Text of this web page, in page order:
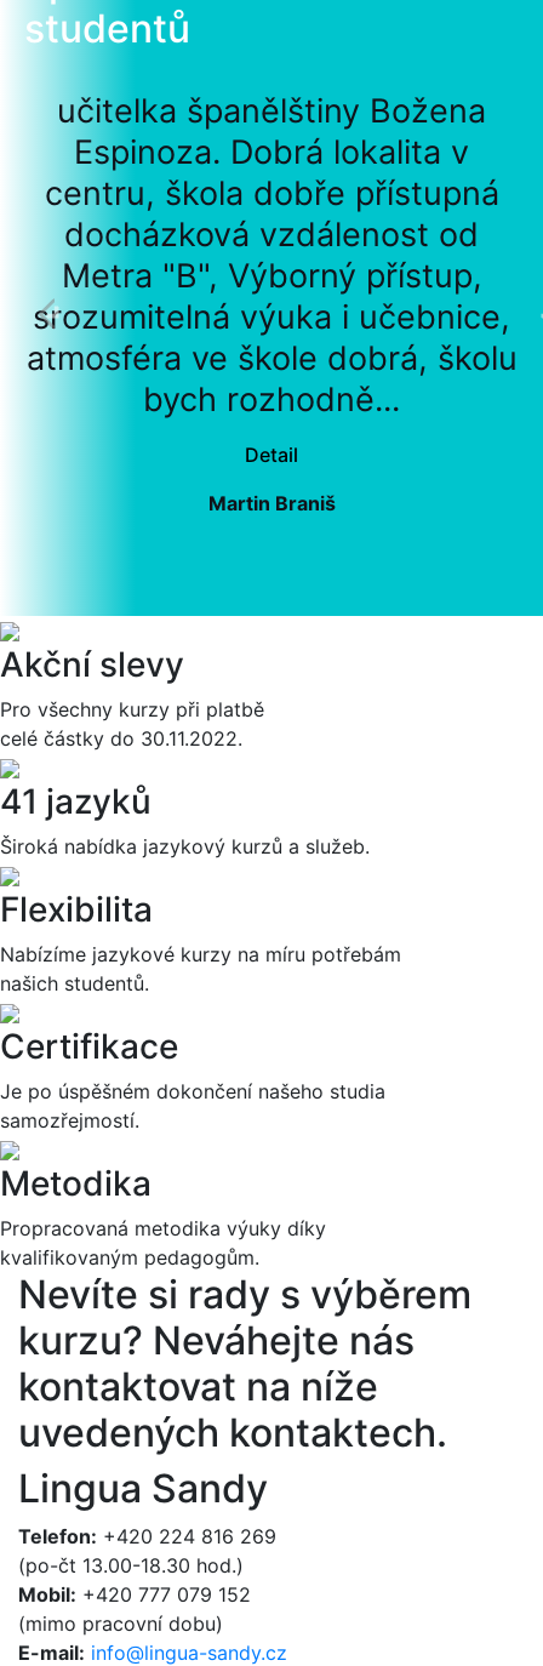
studentů
učitelka španělštiny Božena
Espinoza. Dobrá lokalita v
centru, škola dobře přístupná
docházková vzdálenost od
Metra "B", Výborný přístup,
srozumitelná výuka i učebnice,
atmosféra ve škole dobrá, školu
bych rozhodně...
Detail
Martin Braniš
Akční slevy
Pro všechny kurzy při platbě
celé částky do 30.11.2022.
41 jazyků
Široká nabídka jazykový kurzů a služeb.
Flexibilita
Nabízíme jazykové kurzy na míru potřebám
našich studentů.
Certifikace
Je po úspěšném dokončení našeho studia
samozřejmostí.
Metodika
Propracovaná metodika výuky díky
kvalifikovaným pedagogům.
Nevíte si rady s výběrem
kurzu? Neváhejte nás
kontaktovat na níže
uvedených kontaktech.
Lingua Sandy
Telefon: +420 224 816 269
(po-čt 13.00-18.30 hod.)
Mobil: +420 777 079 152
(mimo pracovní dobu)
E-mail: info@lingua-sandy.cz